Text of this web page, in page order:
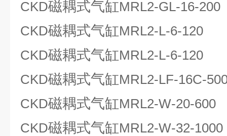
CKD磁耦式气缸MRL2-GL-16-200
CKD磁耦式气缸MRL2-L-6-120
CKD磁耦式气缸MRL2-L-6-120
CKD磁耦式气缸MRL2-LF-16C-
CKD磁耦式气缸MRL2-W-20-600
CKD磁耦式气缸MRL2-W-32-1000